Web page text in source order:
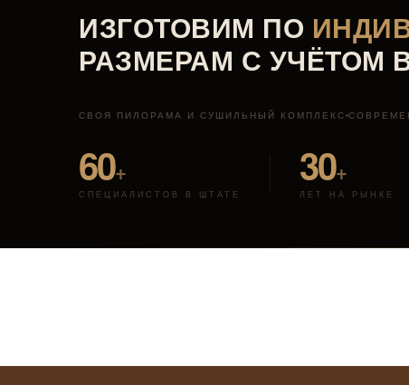
ИЗГОТОВИМ ПО
РАЗМЕРАМ С УЧЁТОМ
СВОЯ ПИЛОРАМА И СУШИЛЬНЫЙ КОМПЛЕКС
60+
СПЕЦИАЛИСТОВ В ШТАТЕ
30+
ЛЕТ НА РЫНКЕ